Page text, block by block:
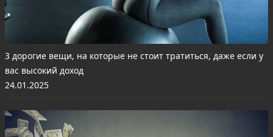
3 дорогие вещи, на которые не стоит тратиться, даже если у
вас высокий доход
24.01.2025